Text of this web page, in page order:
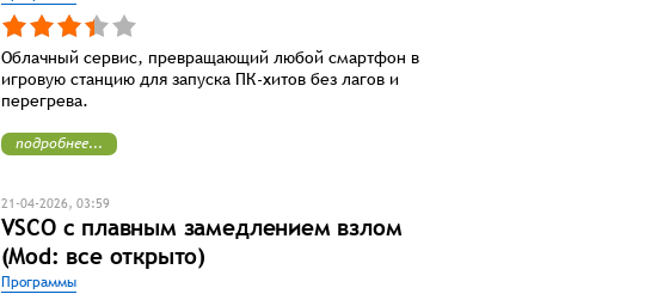
Облачный сервис, превращающий любой смартфон в
игровую станцию для запуска ПК-хитов без лагов и
перегрева.
подробнее...
21-04-2026, 03:59
VSCO с плавным замедлением взлом
(Mod: все открыто)
Программы